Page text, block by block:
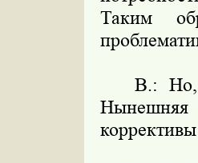
Таким
В.: Но,
Нынешняя